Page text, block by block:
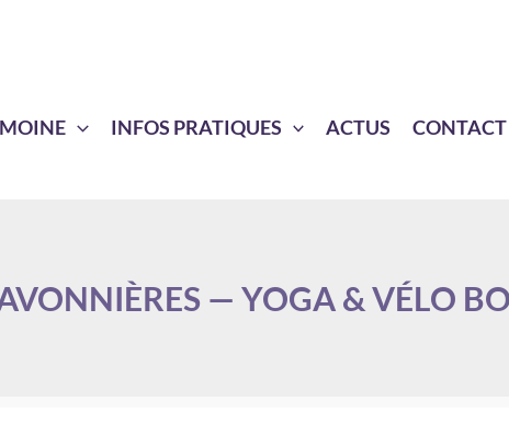
INFOS PRATIQUES ACTUS CONTACT
— YOGA & VÉLO